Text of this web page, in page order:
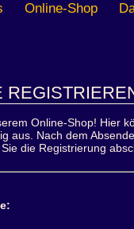
Online-Shop
Online-Shop! Hier
aus. Nach dem
die Registrierung